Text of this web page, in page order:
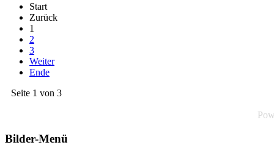
Start
Zurück
1
2
3
Weiter
Ende
Seite 1 von 3
Bilder-Menü